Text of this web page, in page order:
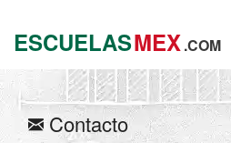
ESCUELASMEX.COM
Contacto